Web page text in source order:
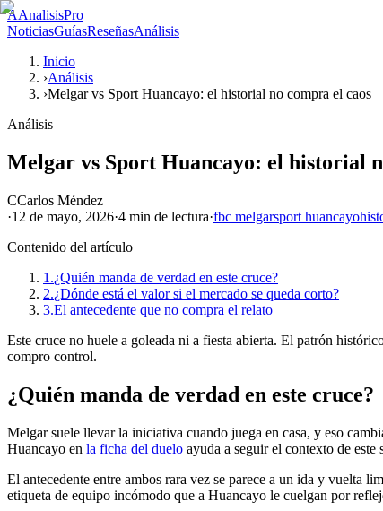
AAnalisisPro
NoticiasGuíasReseñasAnálisis
Inicio
›Análisis
›Melgar vs Sport Huancayo: el historial no compra el caos
Análisis
Melgar vs Sport Huancayo: el historial
CCarlos Méndez
·12 de mayo, 2026·4 min de lectura·fbc melgarsport huancayo
Contenido del artículo
1.¿Quién manda de verdad en este cruce?
2.¿Dónde está el valor si el mercado se queda corto?
3.El antecedente que no compra el relato
Este cruce no huele a goleada ni a fiesta abierta. El patrón
compro control.
¿Quién manda de verdad en este cruce?
Melgar suele llevar la iniciativa cuando juega en casa, y eso
Huancayo en la ficha del duelo ayuda a seguir el contexto de
El antecedente entre ambos rara vez se parece a un ida y vuelta
etiqueta de equipo incómodo que a Huancayo le cuelgan por